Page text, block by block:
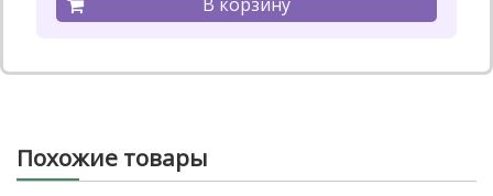
Похожие товары